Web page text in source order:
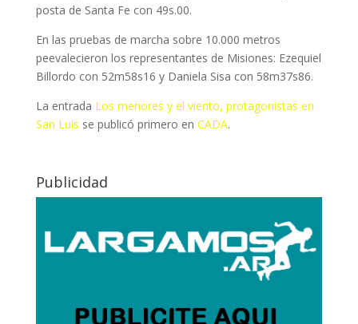
posta de Santa Fe con 49s.00.
En las pruebas de marcha sobre 10.000 metros
peevalecieron los representantes de Misiones: Ezequiel
Billordo con 52m58s16 y Daniela Sisa con 58m37s86.
La entrada Los menores y el viento, protagonistas en
San Luis se publicó primero en CADA.
Publicidad